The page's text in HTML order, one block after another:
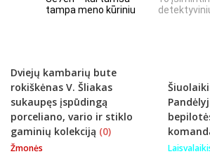
tampa meno kūriniu
Dviejų kambarių bute
rokiškėnas V. Šliakas
sukaupęs įspūdingą
porceliano, vario ir stiklo
gaminių kolekciją (0)
Žmonės